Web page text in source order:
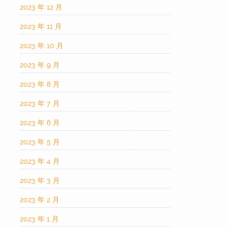
2023 年 12 月
2023 年 11 月
2023 年 10 月
2023 年 9 月
2023 年 8 月
2023 年 7 月
2023 年 6 月
2023 年 5 月
2023 年 4 月
2023 年 3 月
2023 年 2 月
2023 年 1 月